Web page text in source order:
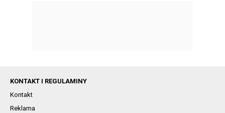
KONTAKT I REGULAMINY
Kontakt
Reklama